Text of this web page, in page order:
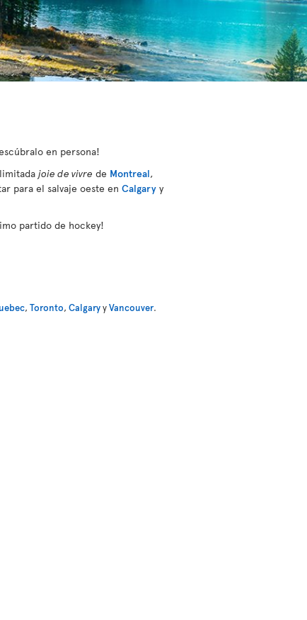
en persona!
joie de vivre de Montreal,
para el salvaje oeste en Calgary y
partido de hockey!
, Toronto, CalgaryyVancouver.